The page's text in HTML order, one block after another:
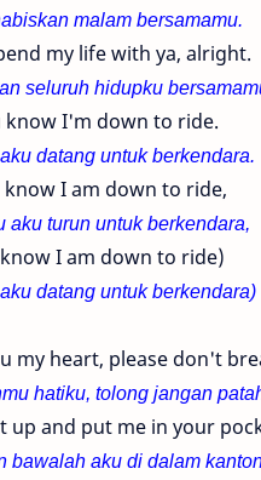
malam bersamamu.
my life with ya, alright.
seluruh hidupku
know I'm down to ride.
datang untuk berkendara.
know I am down to ride,
aku turun untuk berkendara,
I am down to ride)
datang untuk berkendara)
my heart, please don't
hatiku, tolong jangan
up and put me in your
bawalah aku di dalam